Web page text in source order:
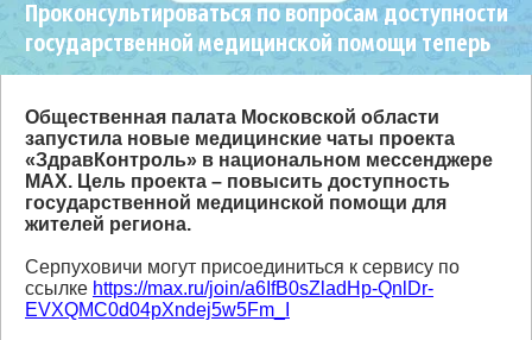
Проконсультироваться по вопросам доступности
государственной медицинской помощи теперь
можно в MAX
Общественная палата Московской области
запустила новые медицинские чаты проекта
«ЗдравКонтроль» в национальном мессенджере
MAX. Цель проекта – повысить доступность
государственной медицинской помощи для
жителей региона.
Серпуховичи могут присоединиться к сервису по
ссылке https://max.ru/join/a6IfB0sZladHp-QnlDr-
EVXQMC0d04pXndej5w5Fm_I